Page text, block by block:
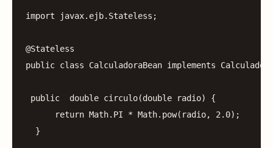
import javax.ejb.Stateless ;
@Stateless
public class CalculadoraBean implements
public double circulo(double radio)
{
return Math. PI * Math. pow( radio, 2.0);
}